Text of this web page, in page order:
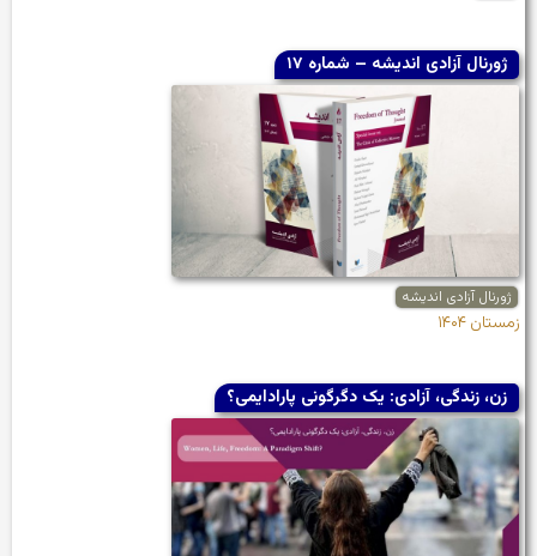
ژورنال آزادی اندیشه – شماره ۱۷
ژورنال آزادی اندیشه
زمستان ۱۴۰۴
زن، زندگی، آزادی: یک دگرگونی پارادایمی؟